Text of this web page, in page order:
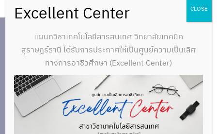
นักเรียนนักศึกษา
ภาพนักเรียนนักศึกษา
คณาจารย์
ทำเนียบครูประจำแผนกวิชา
Excellent Center
แผนกวิชาเทคโนโลยีสารสนเทศ วิทยาลัยเทคนิค
สุราษฎร์ธานี ได้รับการประกาศให้เป็นศูนย์ความเป็นเลิศ
ทางการอาชีวศึกษา (Excellent Center)
CLOSE